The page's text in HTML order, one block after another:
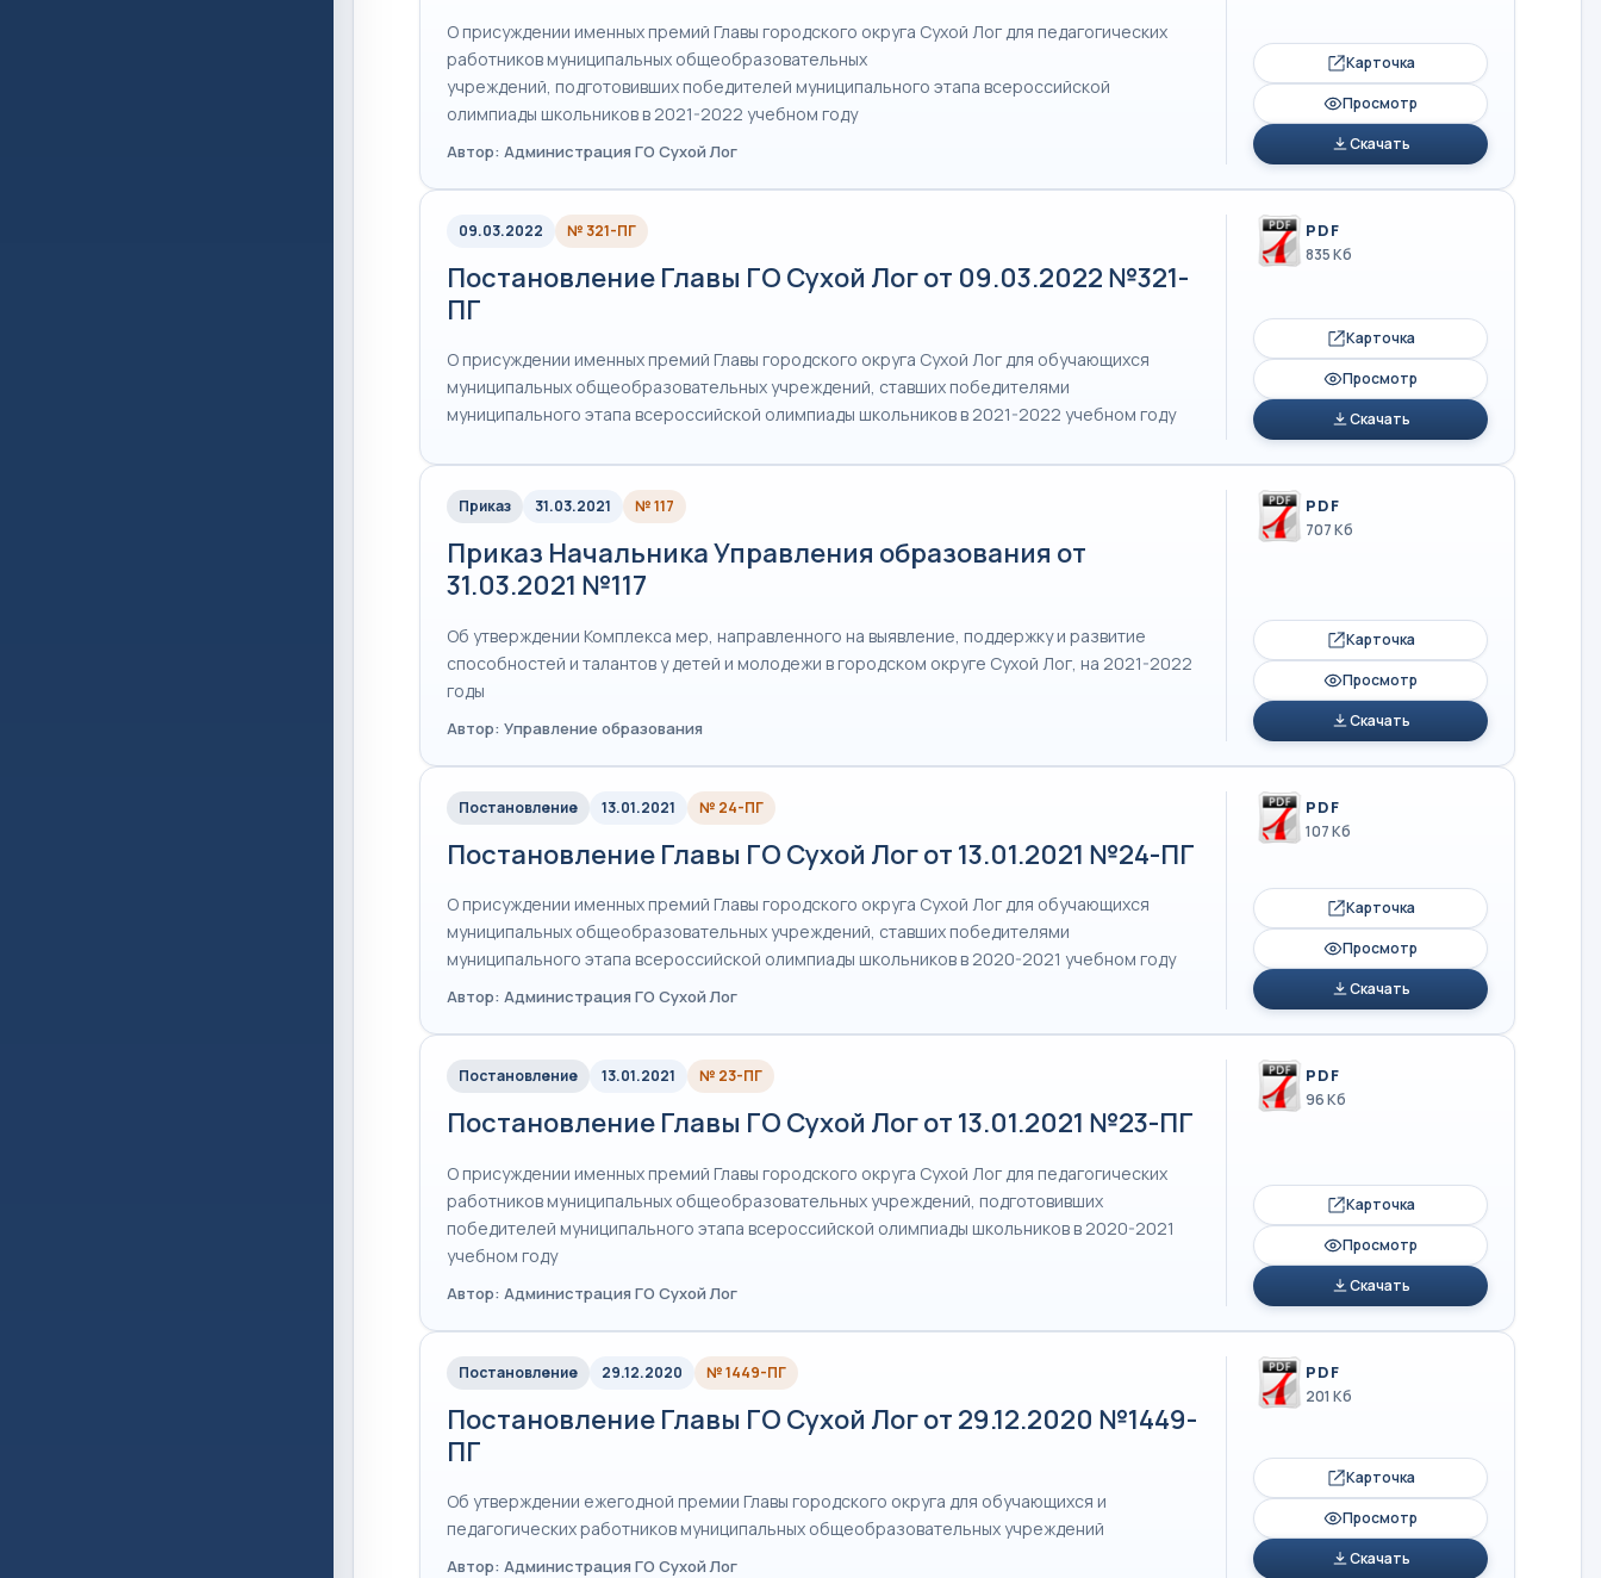
О присуждении именных премий Главы городского округа Сухой Лог для педагогических
работников муниципальных общеобразовательных
учреждений, подготовивших победителей муниципального этапа всероссийской
олимпиады школьников в 2021-2022 учебном году
Автор: Администрация ГО Сухой Лог
Карточка
Просмотр
Скачать
09.03.2022 № 321-ПГ
Постановление Главы ГО Сухой Лог от 09.03.2022 №321-
ПГ
О присуждении именных премий Главы городского округа Сухой Лог для обучающихся
муниципальных общеобразовательных учреждений, ставших победителями
муниципального этапа всероссийской олимпиады школьников в 2021-2022 учебном году
PDF
835 Кб
Карточка
Просмотр
Скачать
Приказ 31.03.2021 № 117
Приказ Начальника Управления образования от
31.03.2021 №117
Об утверждении Комплекса мер, направленного на выявление, поддержку и развитие
способностей и талантов у детей и молодежи в городском округе Сухой Лог, на 2021-2022
годы
Автор: Управление образования
PDF
707 Кб
Карточка
Просмотр
Скачать
Постановление 13.01.2021 № 24-ПГ
Постановление Главы ГО Сухой Лог от 13.01.2021 №24-ПГ
О присуждении именных премий Главы городского округа Сухой Лог для обучающихся
муниципальных общеобразовательных учреждений, ставших победителями
муниципального этапа всероссийской олимпиады школьников в 2020-2021 учебном году
Автор: Администрация ГО Сухой Лог
PDF
107 Кб
Карточка
Просмотр
Скачать
Постановление 13.01.2021 № 23-ПГ
Постановление Главы ГО Сухой Лог от 13.01.2021 №23-ПГ
О присуждении именных премий Главы городского округа Сухой Лог для педагогических
работников муниципальных общеобразовательных учреждений, подготовивших
победителей муниципального этапа всероссийской олимпиады школьников в 2020-2021
учебном году
Автор: Администрация ГО Сухой Лог
PDF
96 Кб
Карточка
Просмотр
Скачать
Постановление 29.12.2020 № 1449-ПГ
Постановление Главы ГО Сухой Лог от 29.12.2020 №1449-
ПГ
Об утверждении ежегодной премии Главы городского округа для обучающихся и
педагогических работников муниципальных общеобразовательных учреждений
Автор: Администрация ГО Сухой Лог
PDF
201 Кб
Карточка
Просмотр
Скачать